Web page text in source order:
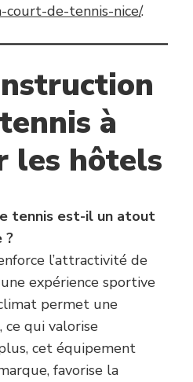
court-de-tennis-nice/.
à
les hôtels
tennis est-il un atout
?
l’attractivité de
expérience sportive
permet une
qui valorise
cet équipement
favorise la